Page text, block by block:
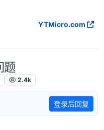
YTMicro.com
题
2.4k
登录后回复